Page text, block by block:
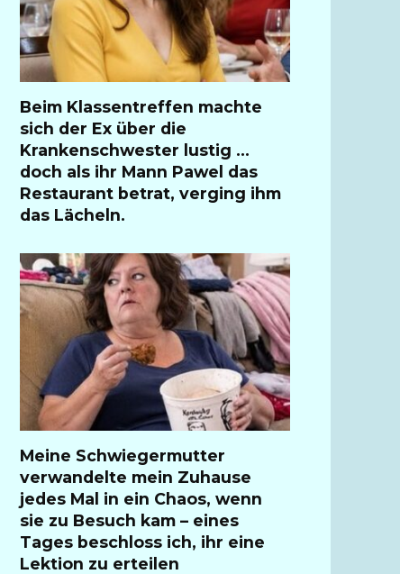
Beim Klassentreffen machte
sich der Ex über die
Krankenschwester lustig …
doch als ihr Mann Pawel das
Restaurant betrat, verging ihm
das Lächeln.
Meine Schwiegermutter
verwandelte mein Zuhause
jedes Mal in ein Chaos, wenn
sie zu Besuch kam – eines
Tages beschloss ich, ihr eine
Lektion zu erteilen